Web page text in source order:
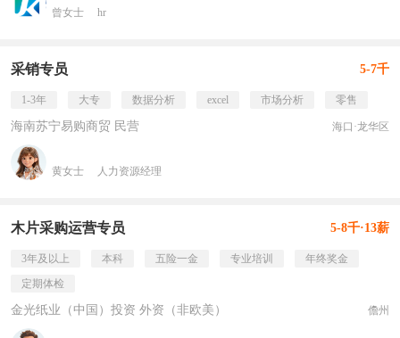
曾女士 hr
采销专员 5-7千
1-3年 大专 数据分析 excel 市场分析 零售
海南苏宁易购商贸 民营 海口·龙华区
黄女士 人力资源经理
木片采购运营专员 5-8千·13薪
3年及以上 本科 五险一金 专业培训
年终奖金
定期体检
金光纸业（中国）投资 外资（非欧美） 儋州